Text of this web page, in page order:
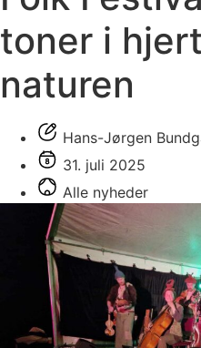
toner i
naturen
Hans-Jørgen
31. juli 2025
Alle nyheder